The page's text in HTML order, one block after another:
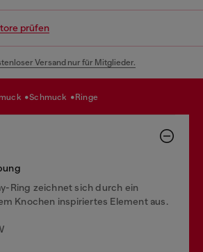
prüfen
Versand nur für Mitglieder.
schmuck ringe
Ring zeichnet sich durch ein
Knochen inspiriertes Element aus.